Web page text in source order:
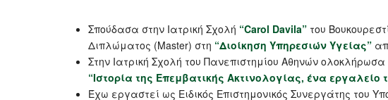
Σπούδασα στην Ιατρική Σχολή “Carol Davila”του
Διπλώματος (Master) στη “Διοίκηση Υπηρεσιών Υγείας”
Στην Ιατρική Σχολή του Πανεπιστημίου Αθηνών
“Ιστορία της Επεμβατικής Ακτινολογίας, ένα εργαλείο
Έχω εργαστεί ως Ειδικός Επιστημονικός Συνεργάτης του